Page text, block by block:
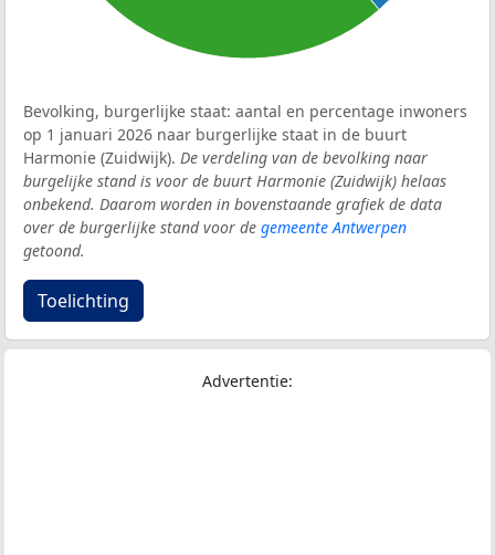
Bevolking, burgerlijke staat: aantal en percentage inwoners
op 1 januari 2026 naar burgerlijke staat in de buurt
Harmonie (Zuidwijk). De verdeling van de bevolking naar
burgelijke stand is voor de buurt Harmonie (Zuidwijk) helaas
onbekend. Daarom worden in bovenstaande grafiek de data
over de burgerlijke stand voor de gemeente Antwerpen
getoond.
Toelichting
Advertentie: